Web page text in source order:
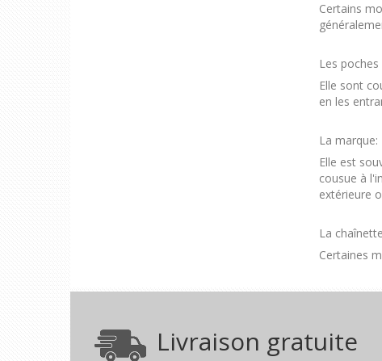
Certains
Les
Elle sont
en les
La marque:
Elle est
cousue à
extérieure
La
Certaines
Livraison gratuite